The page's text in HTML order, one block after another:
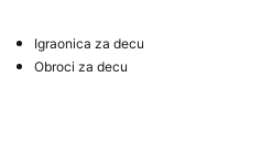
Igraonica za decu
Obroci za decu